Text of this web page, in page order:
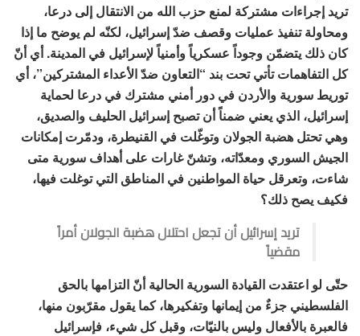
تريد إجراءات مشتركة لمنع حزب الله من الانتقال إلى درعا،
ومحاولة تنفيذ عمليات وقصف ضدّ إسرائيل، لكنّه لم يوضح ما إذا
كان ذلك يتضمّن وجوداً عسكرياً وأمنياً لإسرائيل في المدينة. أي أنّ
كل التفاهمات تأتي تحت بند “التعاون ضدّ الأعداء المشتركين”، أي
توريط سورية والأردن في دور أمني مشترك في درعا لحماية
إسرائيل، الذي يعني ضمناً أن تصبح إسرائيل الحليف والصديق،
وهي تحتل هضبة الجولان وتوغّلت في القنيطرة، ودمّرت إمكانات
الجيش السوري ومعدّاته، وتشنّ غارات على أهداف سورية متى
شاءت، وتعرقل حياة المواطنين في المناطق التي توغلت فيها،
فكيف يصح ذلك؟
تريد إسرائيل أن تجعل احتلال هضبة الجولان أمراً
مقضياً
حتّى لو اعتقدت القيادة السورية الحالية أنّ التزامها بالحق
الفلسطيني جزءٌ من إيمانها وتفكيرها، كما يقول مقرّبون منها،
فالعبرة بالأفعال وليس بالنيّات، وقبل كل شيء، فإسرائيل